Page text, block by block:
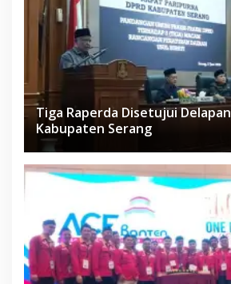
Tiga Raperda Disetujui Delapan
Kabupaten Serang